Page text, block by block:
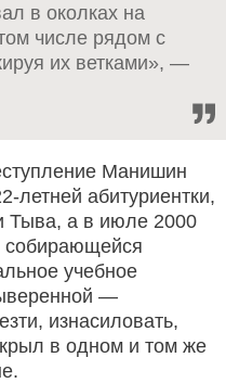
в околках на
числе рядом с
их ветками», —
Манишин
летней абитуриентки,
Тыва, а в июле 2000
собирающейся
учебное
—
изнасиловать,
в одном и том же